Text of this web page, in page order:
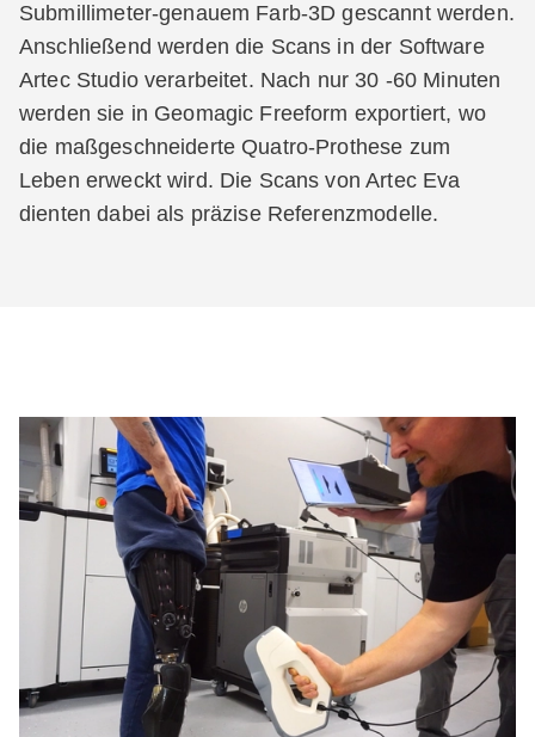
Submillimeter-genauem Farb-3D gescannt werden.
Anschließend werden die Scans in der Software
Artec Studio verarbeitet. Nach nur 30 -60 Minuten
werden sie in Geomagic Freeform exportiert, wo
die maßgeschneiderte Quatro-Prothese zum
Leben erweckt wird. Die Scans von Artec Eva
dienten dabei als präzise Referenzmodelle.